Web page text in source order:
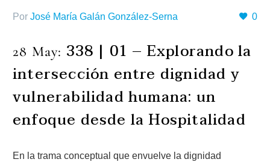
0
Por José María Galán González-Serna
28 May: 338 | 01 – Explorando la
intersección entre dignidad y
vulnerabilidad humana: un
enfoque desde la Hospitalidad
En la trama conceptual que envuelve la dignidad